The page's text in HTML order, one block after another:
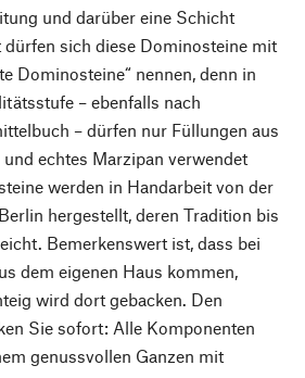
und darüber eine Schicht
sich diese Dominosteine mit
Dominosteine“ nennen, denn in
– ebenfalls nach
– dürfen nur Füllungen aus
echtes Marzipan verwendet
werden in Handarbeit von der
hergestellt, deren Tradition bis
Bemerkenswert ist, dass bei
dem eigenen Haus kommen,
wird dort gebacken. Den
Sie sofort: Alle Komponenten
genussvollen Ganzen mit